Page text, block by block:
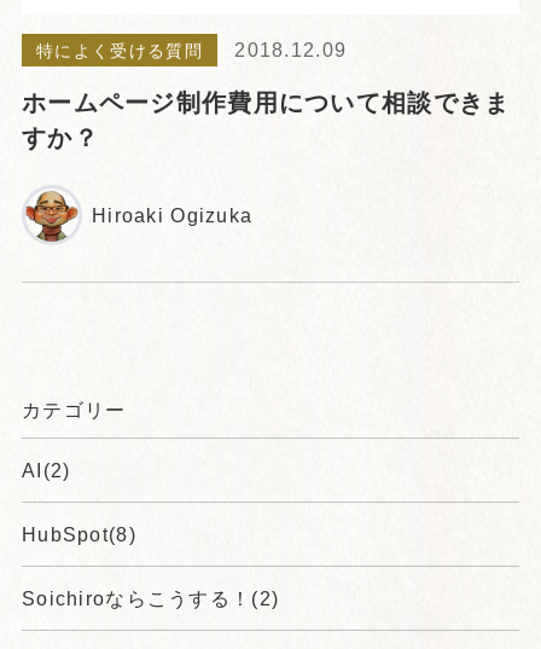
特によく受ける質問 2018.12.09
ホームページ制作費用について相談できま
すか？
Hiroaki Ogizuka
カテゴリー
AI(2)
HubSpot(8)
Soichiroならこうする！(2)